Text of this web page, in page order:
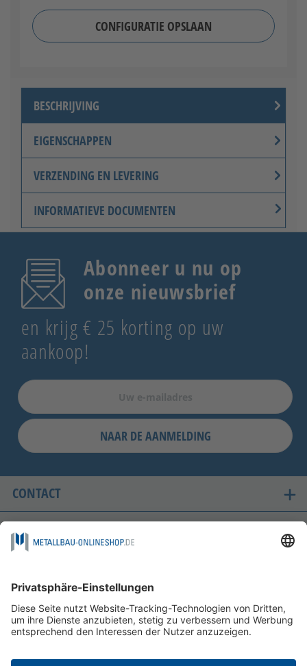
CONFIGURATIE OPSLAAN
BESCHRIJVING
EIGENSCHAPPEN
VERZENDING EN LEVERING
INFORMATIEVE DOCUMENTEN
Abonneer u nu op
onze nieuwsbrief
en krijg € 25 korting op uw
aankoop!
NAAR DE AANMELDING
CONTACT
ONZE LANDEN VAN LEVERING
FOLGEN SIE UNS AUF
BETAALMOGELIJKHEDEN